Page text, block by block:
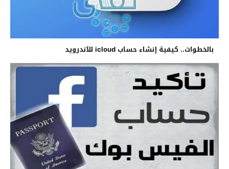
بالخطوات.. كيفية إنشاء حساب icloud للآندرويد